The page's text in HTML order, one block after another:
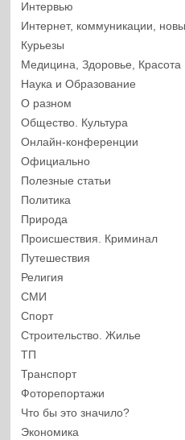
Интервью
Интернет, коммуникации,
Курьезы
Медицина, Здоровье, Красота
Наука и Образование
О разном
Общество. Культура
Онлайн-конференции
Официально
Полезные статьи
Политика
Природа
Происшествия. Криминал
Путешествия
Религия
СМИ
Спорт
Строительство. Жилье
ТП
Транспорт
Фоторепортажи
Что бы это значило?
Экономика